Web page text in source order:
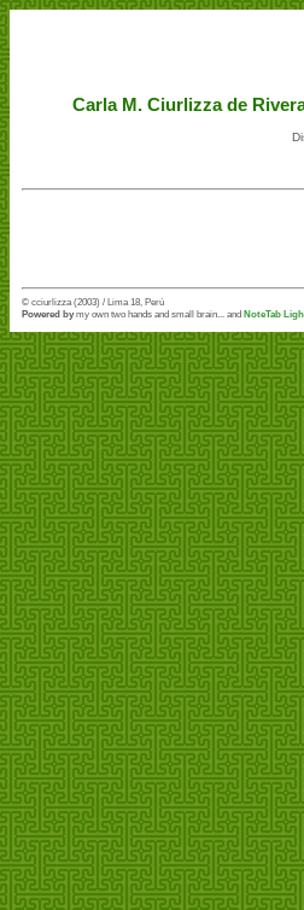
Carla M. Ciurlizza de
© cciurlizza (2003) / Lima 18, Perú
Powered bymy own two hands and small brain... and NoteTab